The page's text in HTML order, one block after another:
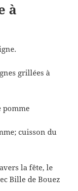
à
grillées à
pomme
cuisson du
la fête, le
Bille de Bouez